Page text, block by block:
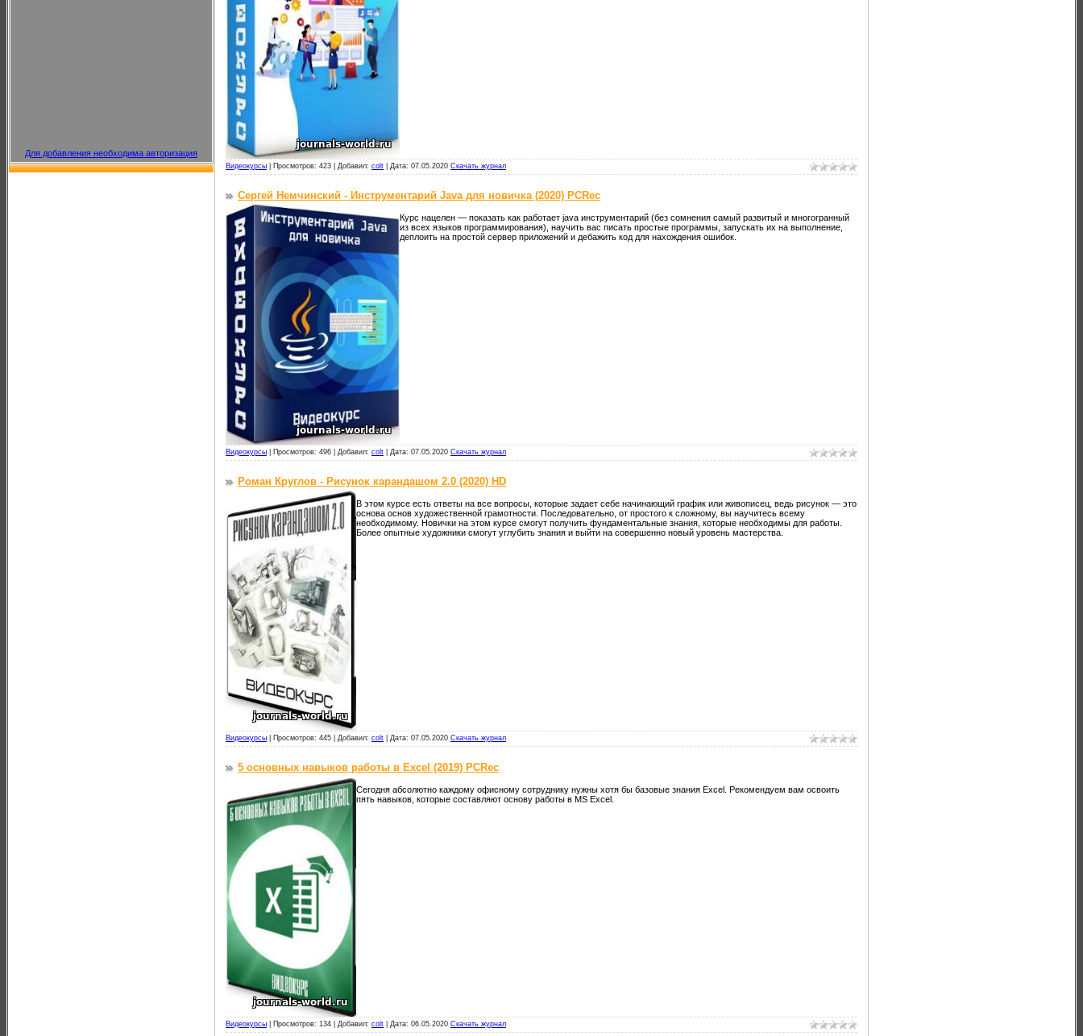
Для добавления необходима авторизация
Видеокурсы Просмотров: 423 | Добавил: colt Дата: 07.05.2020 Скачать журнал
Сергей Немчинский - Инструментарий Java для новичка (2020) PCRec
Курс нацелен — показать как работает java инструментарий (без сомнения самый развитый и многогранный
из всех языков программирования), научить вас писать простые программы, запускать их на выполнение,
деплоить на простой сервер приложений и дебажить код для нахождения ошибок.
Видеокурсы Просмотров: 496 | Добавил: colt Дата: 07.05.2020 Скачать журнал
Роман Круглов - Рисунок карандашом 2.0 (2020) HD
В этом курсе есть ответы на все вопросы, которые задает себе начинающий график или живописец, ведь рисунок — это
основа основ художественной грамотности. Последовательно, от простого к сложному, вы научитесь всему
необходимому. Новички на этом курсе смогут получить фундаментальные знания, которые необходимы для работы.
Более опытные художники смогут углубить знания и выйти на совершенно новый уровень мастерства.
Видеокурсы Просмотров: 445 | Добавил: colt Дата: 07.05.2020 Скачать журнал
5 основных навыков работы в Excel (2019) PCRec
Сегодня абсолютно каждому офисному сотруднику нужны хотя бы базовые знания Excel. Рекомендуем вам освоить
пять навыков, которые составляют основу работы в MS Excel.
Видеокурсы Просмотров: 134 | Добавил: colt Дата: 06.05.2020 Скачать журнал